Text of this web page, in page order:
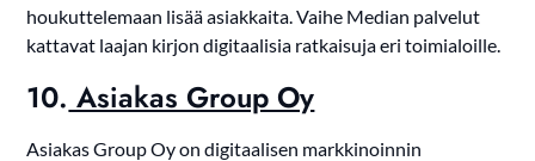
houkuttelemaan lisää asiakkaita. Vaihe Median palvelut
kattavat laajan kirjon digitaalisia ratkaisuja eri toimialoille.
10. Asiakas Group Oy
Asiakas Group Oy on digitaalisen markkinoinnin